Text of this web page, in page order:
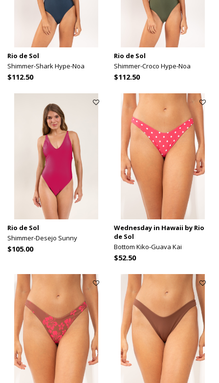
Rio de Sol
Shimmer-Shark Hype-Noa
$112.50
Rio de Sol
Shimmer-Croco Hype-Noa
$112.50
Rio de Sol
Shimmer-Desejo Sunny
$105.00
Wednesday in Hawaii by Rio
de Sol
Bottom Kiko-Guava Kai
$52.50